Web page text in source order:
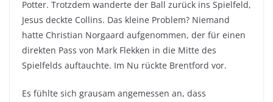
Potter. Trotzdem wanderte der Ball zurück ins Spielfeld,
Jesus deckte Collins. Das kleine Problem? Niemand
hatte Christian Norgaard aufgenommen, der für einen
direkten Pass von Mark Flekken in die Mitte des
Spielfelds auftauchte. Im Nu rückte Brentford vor.
Es fühlte sich grausam angemessen an, dass